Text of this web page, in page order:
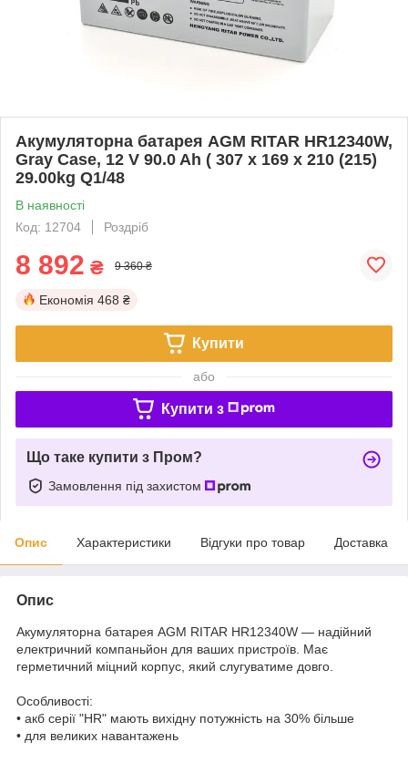
Акумуляторна батарея AGM RITAR HR12340W,
Gray Case, 12 V 90.0 Ah ( 307 х 169 х 210 (215)
29.00kg Q1/48
В наявності
Код: 12704
Роздріб
8 892 ₴ 9 360 ₴
Економія 468 ₴
Купити
або
Купити з
Що таке купити з Пром?
Замовлення під захистом
Опис Характеристики Відгуки про товар Доставка
Опис
Акумуляторна батарея AGM RITAR HR12340W — надійний
електричний компаньйон для ваших пристроїв. Має
герметичний міцний корпус, який слугуватиме довго.
Особливості:
• акб серії "HR" мають вихідну потужність на 30% більше
• для великих навантажень